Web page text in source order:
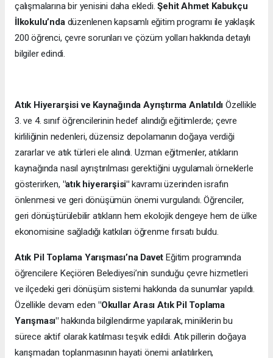
çalışmalarına bir yenisini daha ekledi.Şehit Ahmet Kabukçu
İlkokulu’ndadüzenlenen kapsamlı eğitim programı ile yaklaşık
200 öğrenci, çevre sorunları ve çözüm yolları hakkında detaylı
bilgiler edindi.
Atık Hiyerarşisi ve Kaynağında Ayrıştırma Anlatıldı Özellikle
3. ve 4. sınıf öğrencilerinin hedef alındığı eğitimlerde; çevre
kirliliğinin nedenleri, düzensiz depolamanın doğaya verdiği
zararlar ve atık türleri ele alındı. Uzman eğitmenler, atıkların
kaynağında nasıl ayrıştırılması gerektiğini uygulamalı örneklerle
gösterirken, "atık hiyerarşisi" kavramı üzerinden israfın
önlenmesi ve geri dönüşümün önemi vurgulandı. Öğrenciler,
geri dönüştürülebilir atıkların hem ekolojik dengeye hem de ülke
ekonomisine sağladığı katkıları öğrenme fırsatı buldu.
Atık Pil Toplama Yarışması’na Davet Eğitim programında
öğrencilere Keçiören Belediyesi’nin sunduğu çevre hizmetleri
ve ilçedeki geri dönüşüm sistemi hakkında da sunumlar yapıldı.
Özellikle devam eden "Okullar Arası Atık Pil Toplama
Yarışması" hakkında bilgilendirme yapılarak, miniklerin bu
sürece aktif olarak katılması teşvik edildi. Atık pillerin doğaya
karışmadan toplanmasının hayati önemi anlatılırken,